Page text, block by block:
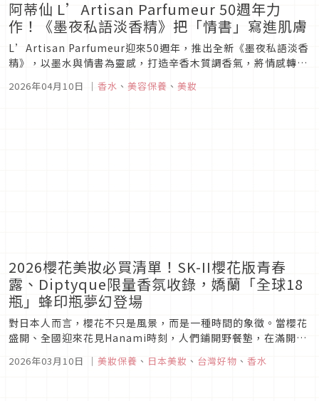
阿蒂仙 L’Artisan Parfumeur 50週年力
作！《墨夜私語淡香精》把「情書」寫進肌膚
L’Artisan Parfumeur迎來50週年，推出全新《墨夜私語淡香
精》，以墨水與情書為靈感，打造辛香木質調香氣，將情感轉化
2026年04月10日 ｜ 香水 、 美容保養 、 美妝
2026櫻花美妝必買清單！SK-II櫻花版青春
露、Diptyque限量香氛收錄，嬌蘭「全球18
瓶」蜂印瓶夢幻登場
對日本人而言，櫻花不只是風景，而是一種時間的象徵。當櫻花
盛開、全國迎來花見Hanami時刻，人們鋪開野餐墊，在滿開的
也因此延伸出對「櫻花香氣」的迷戀，那種帶著清甜花香、微微
2026年03月10日 ｜ 美妝保養 、 日本美妝 、 台灣好物 、 香水